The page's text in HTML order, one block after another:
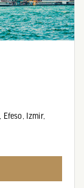
Efeso,
Izmir,